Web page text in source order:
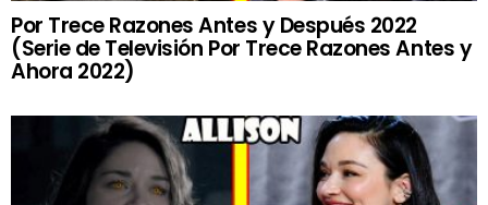
Por Trece Razones Antes y Después 2022
(Serie de Televisión Por Trece Razones Antes y
Ahora 2022)